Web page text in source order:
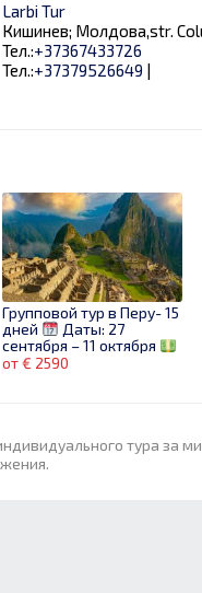
Larbi Tur
Кишинев; Молдова,str.
Тел.:+37367433726
Тел.:+37379526649 |
Групповой тур в Перу- 15
дней
Даты: 27
сентября – 11 октября
Цена: 2590€
от € 2590
тура за